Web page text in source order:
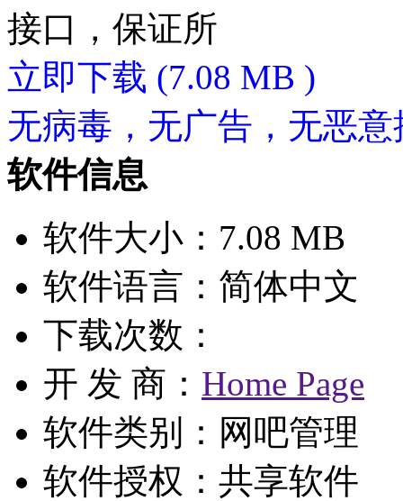
接口，保证所
立即下载 (7.08 MB )
无病毒，无广告，无恶意
软件信息
软件大小：7.08 MB
软件语言：简体中文
下载次数：
开 发 商： Home Page
软件类别：网吧管理
软件授权： 共享软件